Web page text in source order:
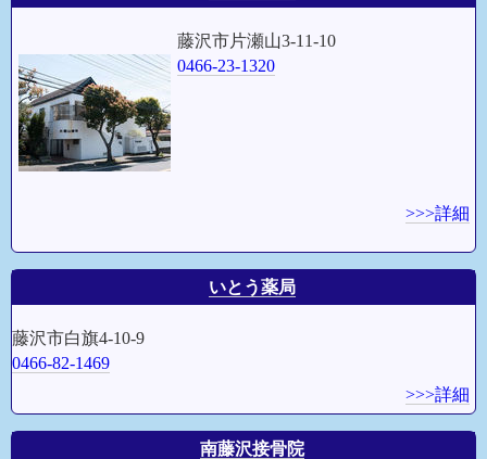
藤沢市片瀬山3-11-10
0466-23-1320
>>>詳細
いとう薬局
藤沢市白旗4-10-9
0466-82-1469
>>>詳細
南藤沢接骨院